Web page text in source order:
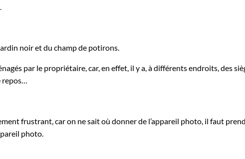
noir et du champ de potirons.
par le propriétaire, car, en effet, il y a, à différents endroits, des
repos…
frustrant, car on ne sait où donner de l’appareil photo, il faut
photo.